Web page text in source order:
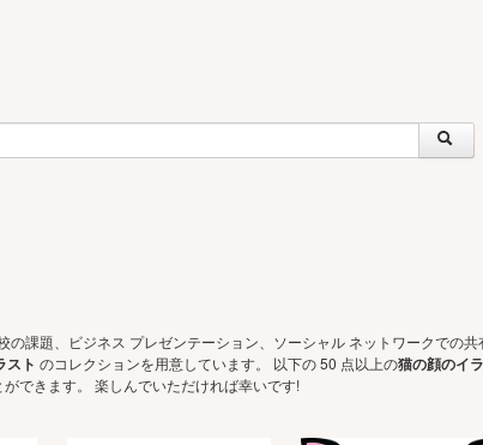
課題、ビジネス プレゼンテーション、ソーシャル ネットワークでの
スト のコレクションを用意しています。 以下の 50 点以上の猫の顔のイ
できます。 楽しんでいただければ幸いです!